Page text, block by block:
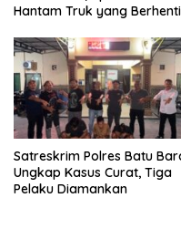
Hantam Truk yang Berhenti
Satreskrim Polres Batu
Ungkap Kasus Curat, Tiga
Pelaku Diamankan